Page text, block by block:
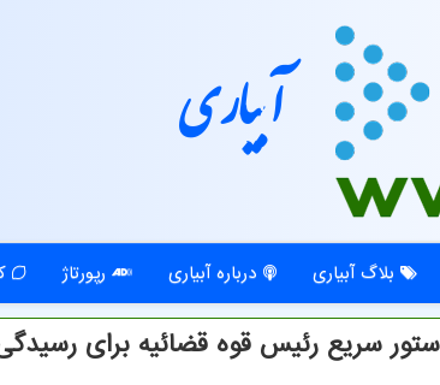
آبیاری
بلاگ آبیاری درباره آبیاری رپورتاژ
سریع رئیس قوه قضائیه برای